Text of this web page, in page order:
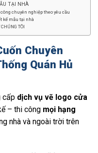
TẠI NHÀ
chuyên nghiệp theo yêu cầu
kế mẫu tại nhà
TÔI
Chuyên
Quán Hủ
cấp dịch vụ vẽ logo cửa
– thi công mọi hạng
nhà và ngoài trời trên